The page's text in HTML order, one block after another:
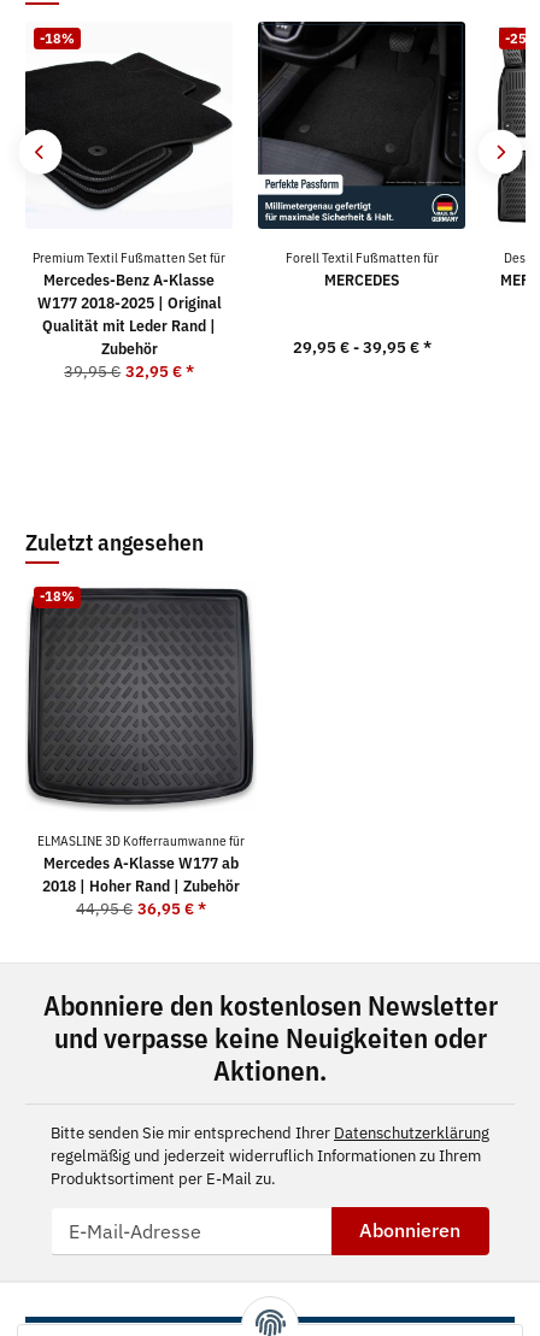
-18%
Premium Textil Fußmatten Set für
Mercedes-Benz A-Klasse
W177 2018-2025 | Original
Qualität mit Leder Rand |
Zubehör
39,95 € 32,95 €*
Forell Textil Fußmatten für
MERCEDES
29,95 € -39,95 €*
-25%
Zuletzt angesehen
-18%
ELMASLINE 3D Kofferraumwanne für
Mercedes A-Klasse W177 ab
2018 | Hoher Rand | Zubehör
44,95 € 36,95 €*
Abonniere den kostenlosen Newsletter
und verpasse keine Neuigkeiten oder
Aktionen.
Bitte senden Sie mir entsprechend Ihrer Datenschutzerklärung
regelmäßig und jederzeit widerruflich Informationen zu Ihrem
Produktsortiment per E-Mail zu.
Abonnieren